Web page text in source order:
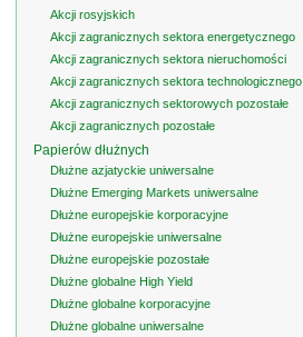
Akcji rosyjskich
Akcji zagranicznych sektora energetycznego
Akcji zagranicznych sektora nieruchomości
Akcji zagranicznych sektora technologicznego
Akcji zagranicznych sektorowych pozostałe
Akcji zagranicznych pozostałe
Papierów dłużnych
Dłużne azjatyckie uniwersalne
Dłużne Emerging Markets uniwersalne
Dłużne europejskie korporacyjne
Dłużne europejskie uniwersalne
Dłużne europejskie pozostałe
Dłużne globalne High Yield
Dłużne globalne korporacyjne
Dłużne globalne uniwersalne